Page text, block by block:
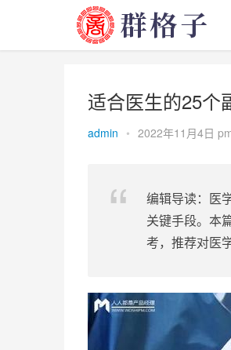
适合医生的25个
admin • 2022年11月4日
编辑导读：医
关键手段。本
考，推荐对医